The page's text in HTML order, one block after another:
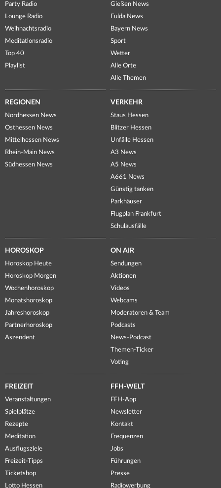
Party Radio
Lounge Radio
Weihnachtsradio
Meditationsradio
Top 40
Playlist
Gießen News
Fulda News
Bayern News
Sport
Wetter
Alle Orte
Alle Themen
REGIONEN
Nordhessen News
Osthessen News
Mittelhessen News
Rhein-Main News
Südhessen News
VERKEHR
Staus Hessen
Blitzer Hessen
Unfälle Hessen
A3 News
A5 News
A661 News
Günstig tanken
Parkhäuser
Flugplan Frankfurt
Schulausfälle
HOROSKOP
Horoskop Heute
Horoskop Morgen
Wochenhoroskop
Monatshoroskop
Jahreshoroskop
Partnerhoroskop
Aszendent
ON AIR
Sendungen
Aktionen
Videos
Webcams
Moderatoren & Team
Podcasts
News-Podcast
Themen-Ticker
Voting
FREIZEIT
Veranstaltungen
Spielplätze
Rezepte
Meditation
Ausflugsziele
Freizeit-Tipps
Ticketshop
Lotto Hessen
FFH-WELT
FFH-App
Newsletter
Kontakt
Frequenzen
Jobs
Führungen
Presse
Radiowerbung